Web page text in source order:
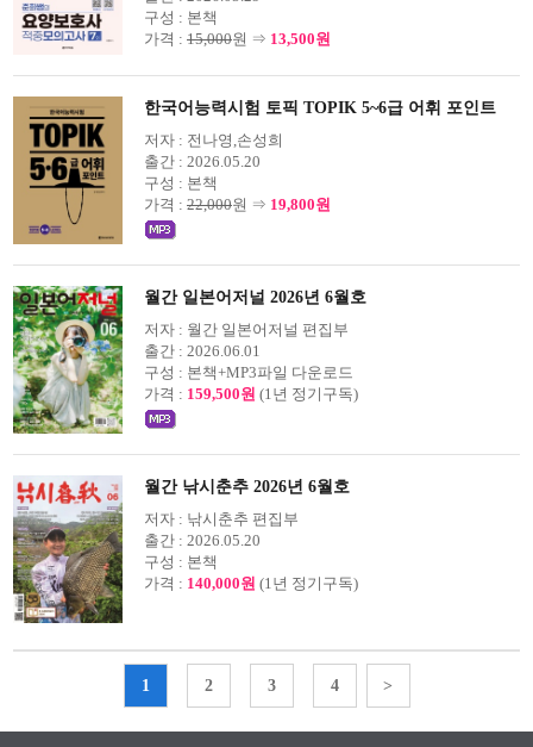
구성 : 본책
가격 : 15,000원 ⇒ 13,500원
한국어능력시험 토픽 TOPIK 5~6급 어휘 포인트
저자 : 전나영,손성희
출간 : 2026.05.20
구성 : 본책
가격 : 22,000원 ⇒ 19,800원
월간 일본어저널 2026년 6월호
저자 : 월간 일본어저널 편집부
출간 : 2026.06.01
구성 : 본책+MP3파일 다운로드
가격 : 159,500원 (1년 정기구독)
월간 낚시춘추 2026년 6월호
저자 : 낚시춘추 편집부
출간 : 2026.05.20
구성 : 본책
가격 : 140,000원 (1년 정기구독)
1 2 3 4 >